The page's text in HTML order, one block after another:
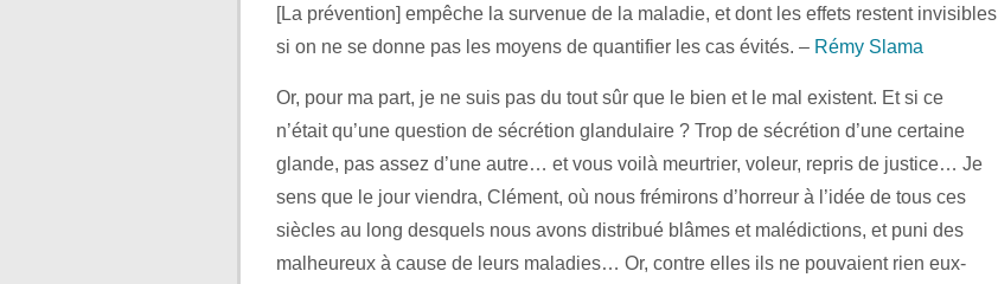
[La prévention] empêche la survenue de la maladie, et dont les effets restent invisibles
si on ne se donne pas les moyens de quantifier les cas évités. – Rémy Slama
Or, pour ma part, je ne suis pas du tout sûr que le bien et le mal existent. Et si ce
n’était qu’une question de sécrétion glandulaire ? Trop de sécrétion d’une certaine
glande, pas assez d’une autre… et vous voilà meurtrier, voleur, repris de justice… Je
sens que le jour viendra, Clément, où nous frémirons d’horreur à l’idée de tous ces
siècles au long desquels nous avons distribué blâmes et malédictions, et puni des
malheureux à cause de leurs maladies… Or, contre elles ils ne pouvaient rien eux-